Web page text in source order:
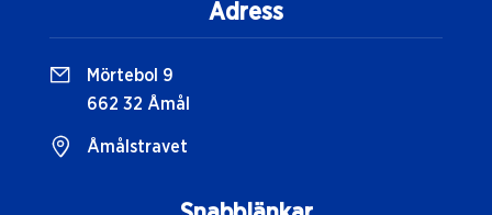
Adress
Mörtebol 9
662 32 Åmål
Åmålstravet